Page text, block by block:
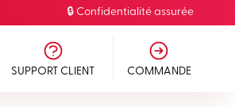
🔒 Confidentialité assurée
SUPPORT CLIENT COMMANDE